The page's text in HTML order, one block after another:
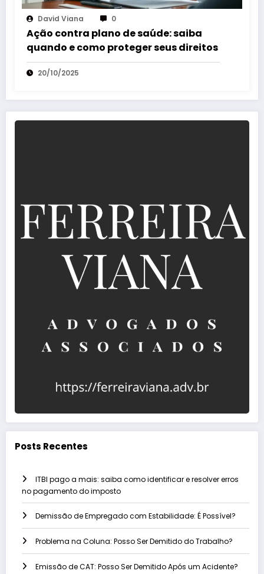
David Viana 0
Ação contra plano de saúde: saiba
quando e como proteger seus direitos
20/10/2025
Posts Recentes
ITBI pago a mais: saiba como identificar e resolver erros
no pagamento do imposto
Demissão de Empregado com Estabilidade: É Possível?
Problema na Coluna: Posso Ser Demitido do Trabalho?
Emissão de CAT: Posso Ser Demitido Após um Acidente?